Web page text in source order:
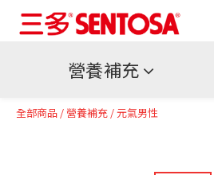
營養補充
全部商品 /營養補充 /元氣男性